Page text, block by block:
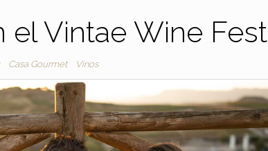
el Vintae Wine Fest
Casa Gourmet Vinos